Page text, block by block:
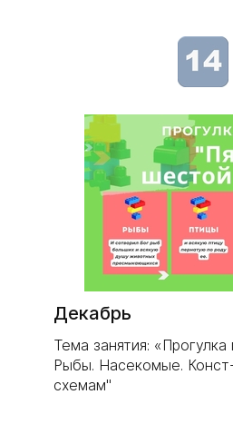
Декабрь
Тема занятия: «Прогулка
Рыбы. Насекомые.
схемам"